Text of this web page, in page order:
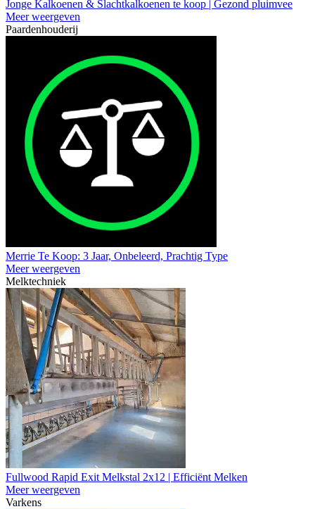
Jonge Kalkoenen & Slachtkalkoenen te koop | Gezond pluimvee
Meer weergeven
Paardenhouderij
Merrie Te Koop: 3 Jaar, Onbeleerd, Prachtig Type
Meer weergeven
Melktechniek
Fullwood Rapid Exit Melkstal 2x12 | Efficiënt Melken
Meer weergeven
Varkens